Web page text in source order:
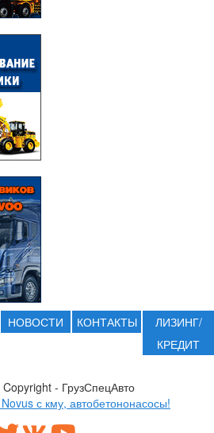
НОВОСТИ КОНТАКТЫ
ЛИЗИНГ/
КРЕДИТ
- ГрузСпецАвто
с кму, автобетононасосы!